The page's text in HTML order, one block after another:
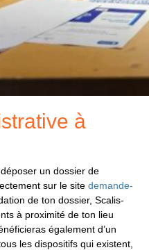
à
un dossier de
sur le site demande-
de ton dossier, Scalis-
à proximité de ton lieu
également d’un
les dispositifs qui existent,